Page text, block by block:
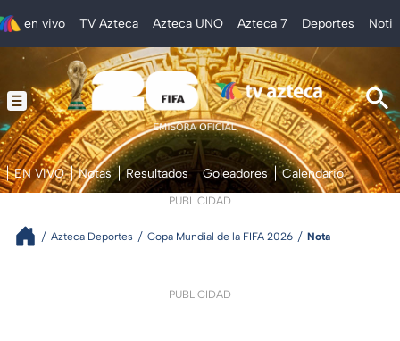
en vivo TV Azteca Azteca UNO Azteca 7 Deportes
EN VIVO Notas Resultados Goleadores Calendario
PUBLICIDAD
Azteca Deportes Copa Mundial de la FIFA 2026 Nota
PUBLICIDAD